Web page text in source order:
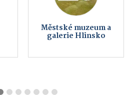
Městské muzeum a
galerie Hlinsko